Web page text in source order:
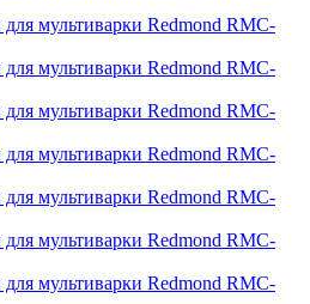
для мультиварки Redmond RMC-
для мультиварки Redmond RMC-
для мультиварки Redmond RMC-
для мультиварки Redmond RMC-
для мультиварки Redmond RMC-
для мультиварки Redmond RMC-
для мультиварки Redmond RMC-